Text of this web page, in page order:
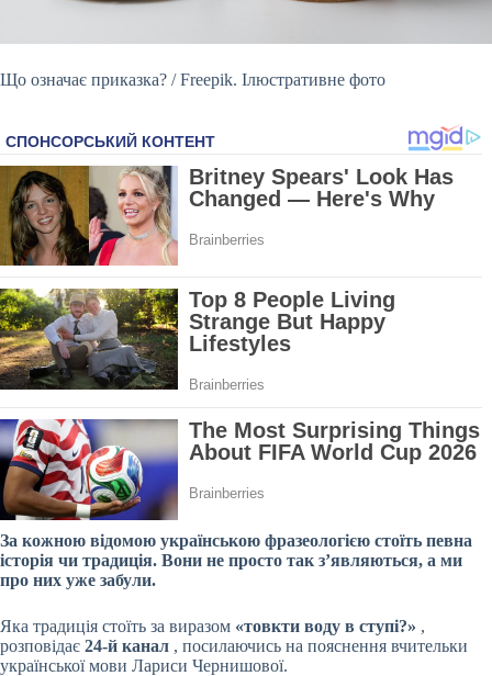
Що означає приказка? / Freepik. Ілюстративне фото
За кожною відомою українською фразеологією стоїть певна
історія чи традиція. Вони не просто так з’являються, а ми
про них уже забули.
Яка традиція стоїть за виразом «товкти воду в ступі?» ,
розповідає 24-й канал , посилаючись на пояснення вчительки
української мови Лариси Чернишової.